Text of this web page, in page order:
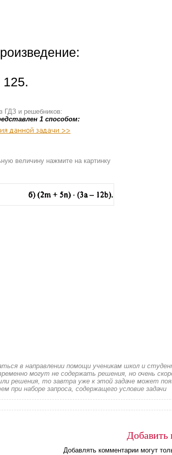
ГДЗ и решебников:
1 способом:
величину нажмите на картинку
в направлении помощи ученикам школ и
могут не содержать решения, но очень
решения, то завтра уже к этой задаче может
при наборе запроса, содержащего условие задачи
Добавлять комментарии могут